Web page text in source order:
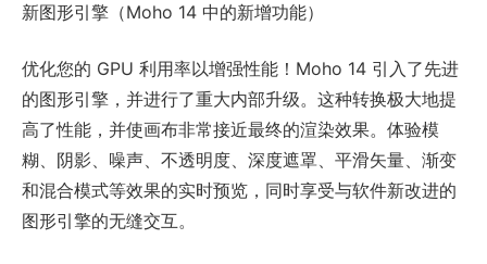
新图形引擎（Moho 14 中的新增功能）
优化您的 GPU 利用率以增强性能！Moho 14 引入了先进
的图形引擎，并进行了重大内部升级。这种转换极大地提
高了性能，并使画布非常接近最终的渲染效果。体验模
糊、阴影、噪声、不透明度、深度遮罩、平滑矢量、渐变
和混合模式等效果的实时预览，同时享受与软件新改进的
图形引擎的无缝交互。